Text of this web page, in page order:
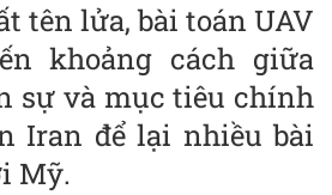
tên lửa, bài toán UAV
khoảng cách giữa
sự và mục tiêu chính
Iran để lại nhiều bài
Mỹ.